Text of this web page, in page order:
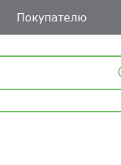
Покупателю